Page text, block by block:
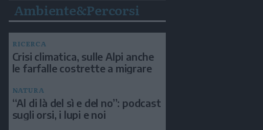
Ambiente&Percorsi
RICERCA
Crisi climatica, sulle Alpi anche
le farfalle costrette a migrare
NATURA
“Al di là del sì e del no”: podcast
sugli orsi, i lupi e noi